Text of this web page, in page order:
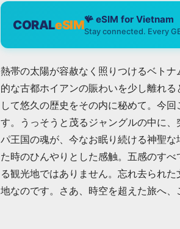
CORALeSIM🪸 eSIM forVietnam
Stay connected. Every
熱帯の太陽が容赦なく照りつけるベト
的な古都ホイアンの賑わいを少し離れ
して悠久の歴史をその内に秘めて。今
す。うっそうと茂るジャングルの中に
パ王国の魂が、今なお眠り続ける神聖
た時のひんやりとした感触。五感のす
る観光地ではありません。忘れ去られ
地なのです。さあ、時空を超えた旅へ、